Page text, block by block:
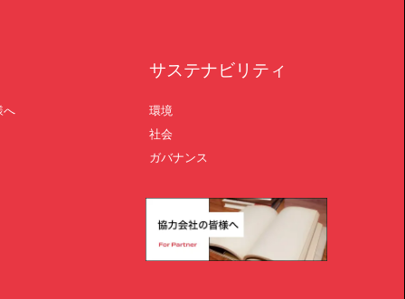
へ
サステナビリティ
環境
社会
ガバナンス